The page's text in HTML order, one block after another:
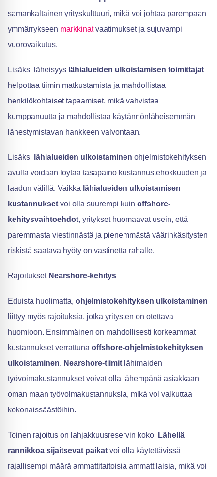
samankaltainen yrityskulttuuri, mikä voi johtaa parempaan
ymmärrykseen markkinatvaatimukset ja sujuvampi
vuorovaikutus.
Lisäksi läheisyys lähialueiden ulkoistamisen toimittajat
helpottaa tiimin matkustamista ja mahdollistaa
henkilökohtaiset tapaamiset, mikä vahvistaa
kumppanuutta ja mahdollistaa käytännönläheisemmän
lähestymistavan hankkeen valvontaan.
Lisäksi lähialueiden ulkoistaminen ohjelmistokehityksen
avulla voidaan löytää tasapaino kustannustehokkuuden ja
laadun välillä. Vaikka lähialueiden ulkoistamisen
kustannukset voi olla suurempi kuin offshore-
kehitysvaihtoehdot, yritykset huomaavat usein, että
paremmasta viestinnästä ja pienemmästä väärinkäsitysten
riskistä saatava hyöty on vastinetta rahalle.
Rajoitukset Nearshore-kehitys
Eduista huolimatta, ohjelmistokehityksen ulkoistaminen
liittyy myös rajoituksia, jotka yritysten on otettava
huomioon. Ensimmäinen on mahdollisesti korkeammat
kustannukset verrattuna offshore-ohjelmistokehityksen
ulkoistaminen. Nearshore-tiimit lähimaiden
työvoimakustannukset voivat olla lähempänä asiakkaan
oman maan työvoimakustannuksia, mikä voi vaikuttaa
kokonaissäästöihin.
Toinen rajoitus on lahjakkuusreservin koko. Lähellä
rannikkoa sijaitsevat paikat voi olla käytettävissä
rajallisempi määrä ammattitaitoisia ammattilaisia, mikä voi